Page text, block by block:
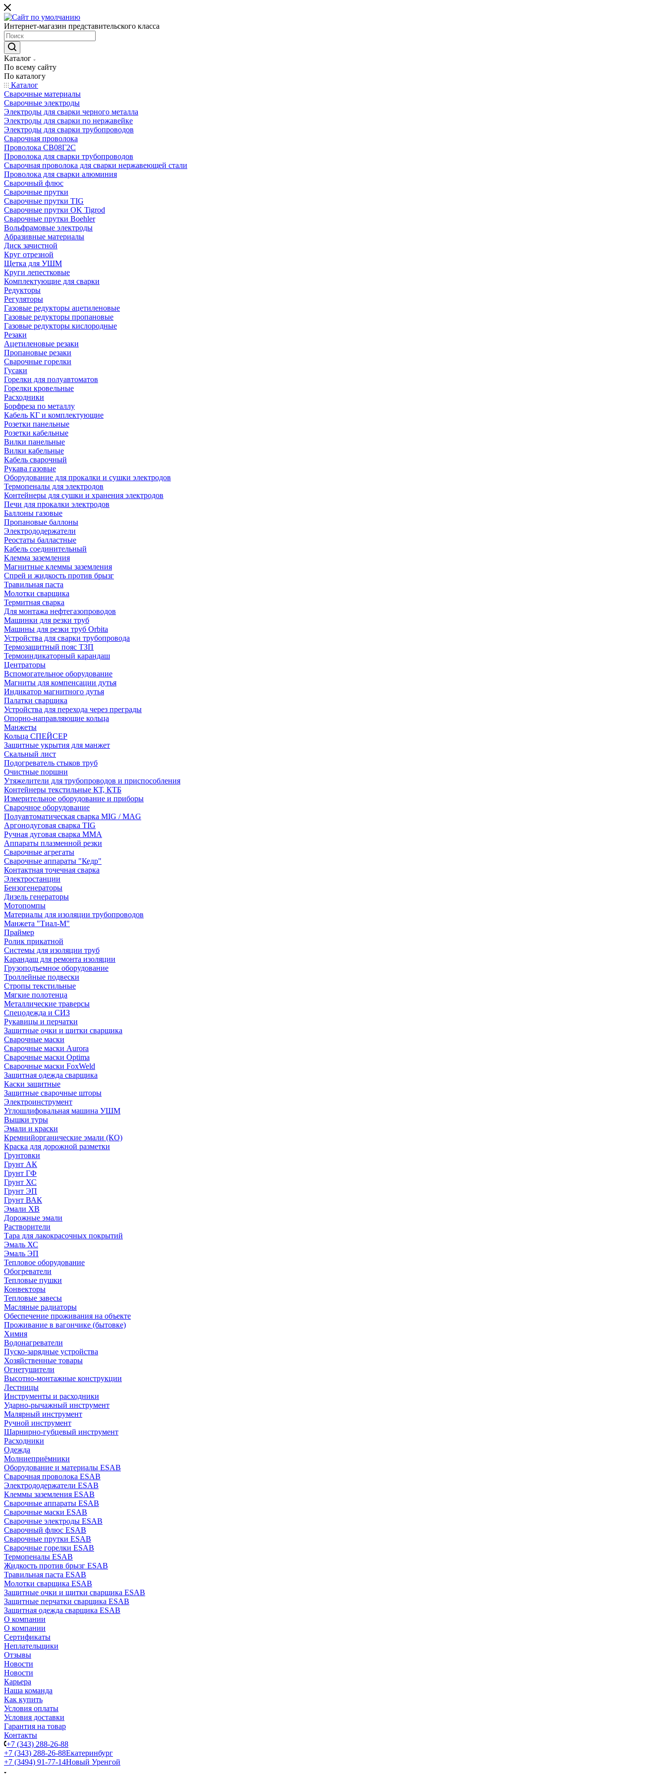
Интернет-магазин представительского класса
Каталог
По всему сайту
По каталогу
Каталог
Сварочные материалы
Сварочные электроды
Электроды для сварки черного металла
Электроды для сварки по нержавейке
Электроды для сварки трубопроводов
Сварочная проволока
Проволока СВ08Г2С
Проволока для сварки трубопроводов
Сварочная проволока для сварки нержавеющей стали
Проволока для сварки алюминия
Сварочный флюс
Сварочные прутки
Сварочные прутки TIG
Сварочные прутки OK Tigrod
Сварочные прутки Boehler
Вольфрамовые электроды
Абразивные материалы
Диск зачистной
Круг отрезной
Щетка для УШМ
Круги лепестковые
Комплектующие для сварки
Редукторы
Регуляторы
Газовые редукторы ацетиленовые
Газовые редукторы пропановые
Газовые редукторы кислородные
Резаки
Ацетиленовые резаки
Пропановые резаки
Сварочные горелки
Гусаки
Горелки для полуавтоматов
Горелки кровельные
Расходники
Борфреза по металлу
Кабель КГ и комплектующие
Розетки панельные
Розетки кабельные
Вилки панельные
Вилки кабельные
Кабель сварочный
Рукава газовые
Оборудование для прокалки и сушки электродов
Термопеналы для электродов
Контейнеры для сушки и хранения электродов
Печи для прокалки электродов
Баллоны газовые
Пропановые баллоны
Электрододержатели
Реостаты балластные
Кабель соединительный
Клемма заземления
Магнитные клеммы заземления
Спрей и жидкость против брызг
Травильная паста
Молотки сварщика
Термитная сварка
Для монтажа нефтегазопроводов
Машинки для резки труб
Машины для резки труб Orbita
Устройства для сварки трубопровода
Термозащитный пояс ТЗП
Термоиндикаторный карандаш
Центраторы
Вспомогательное оборудование
Магниты для компенсации дутья
Индикатор магнитного дутья
Палатки сварщика
Устройства для перехода через преграды
Опорно-направляющие кольца
Манжеты
Кольца СПЕЙСЕР
Защитные укрытия для манжет
Скальный лист
Подогреватель стыков труб
Очистные поршни
Утяжелители для трубопроводов и приспособления
Контейнеры текстильные КТ, КТБ
Измерительное оборудование и приборы
Сварочное оборудование
Полуавтоматическая сварка MIG / MAG
Аргонодуговая сварка TIG
Ручная дуговая сварка ММА
Аппараты плазменной резки
Сварочные агрегаты
Сварочные аппараты "Кедр"
Контактная точечная сварка
Электростанции
Бензогенераторы
Дизель генераторы
Мотопомпы
Материалы для изоляции трубопроводов
Манжета "Тиал-М"
Праймер
Ролик прикатной
Системы для изоляции труб
Карандаш для ремонта изоляции
Грузоподъемное оборудование
Троллейные подвески
Стропы текстильные
Мягкие полотенца
Металлические траверсы
Спецодежда и СИЗ
Рукавицы и перчатки
Защитные очки и щитки сварщика
Сварочные маски
Сварочные маски Aurora
Сварочные маски Optima
Сварочные маски FoxWeld
Защитная одежда сварщика
Каски защитные
Защитные сварочные шторы
Электроинструмент
Углошлифовальная машина УШМ
Вышки туры
Эмали и краски
Кремнийорганические эмали (КО)
Краска для дорожной разметки
Грунтовки
Грунт АК
Грунт ГФ
Грунт ХС
Грунт ЭП
Грунт ВАК
Эмали ХВ
Дорожные эмали
Растворители
Тара для лакокрасочных покрытий
Эмаль ХС
Эмаль ЭП
Тепловое оборудование
Обогреватели
Тепловые пушки
Конвекторы
Тепловые завесы
Масляные радиаторы
Обеспечение проживания на объекте
Проживание в вагончике (бытовке)
Химия
Водонагреватели
Пуско-зарядные устройства
Хозяйственные товары
Огнетушители
Высотно-монтажные конструкции
Лестницы
Инструменты и расходники
Ударно-рычажный инструмент
Малярный инструмент
Ручной инструмент
Шарнирно-губцевый инструмент
Расходники
Одежда
Молниеприёмники
Оборудование и материалы ESAB
Сварочная проволока ESAB
Электрододержатели ESAB
Клеммы заземления ESAB
Сварочные аппараты ESAB
Сварочные маски ESAB
Сварочные электроды ESAB
Сварочный флюс ESAB
Сварочные прутки ESAB
Сварочные горелки ESAB
Термопеналы ESAB
Жидкость против брызг ESAB
Травильная паста ESAB
Молотки сварщика ESAB
Защитные очки и щитки сварщика ESAB
Защитные перчатки сварщика ESAB
Защитная одежда сварщика ESAB
О компании
О компании
Сертификаты
Неплательщики
Отзывы
Новости
Новости
Карьера
Наша команда
Как купить
Условия оплаты
Условия доставки
Гарантия на товар
Контакты
+7 (343) 288-26-88
+7 (343) 288-26-88Екатеринбург
+7 (3494) 91-77-14Новый Уренгой